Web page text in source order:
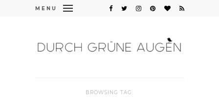
MENU
BROWSING TAG: